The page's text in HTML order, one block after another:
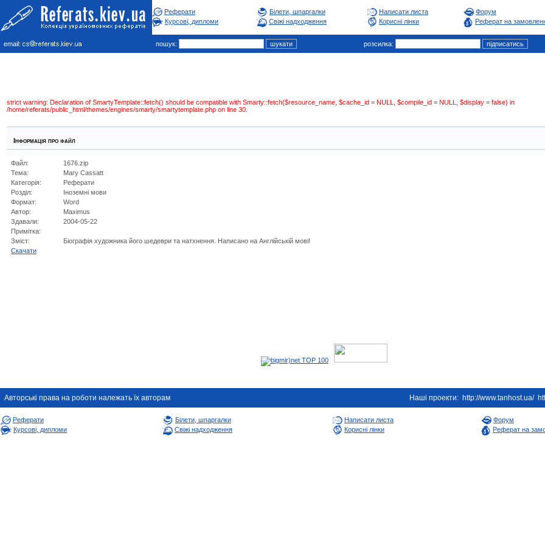
Реферати Білети, шпаргалки Написати листа
Форум
Курсові, дипломи
Свіжі надходження Корисні лінки Реферат на
email: пошук: розсилка:
strict warning: Declaration of SmartyTemplate::fetch() should be compatible with Smarty::fetch($resource_name, $cache_id = NULL, $compile_id = NULL, $display = false) in
/home/referats/public_html/themes/engines/smarty/smartytemplate.php on line 30.
Інформація про файл
Файл:
1676.zip
Тема:
Mary Cassatt
Категорія:
Реферати
Розділ:
Iноземнi мови
Формат:
Word
Автор:
Maximus
Здавали:
2004-05-22
Примітка:
Зміст:
Біографія художника його шедеври та натхнення. Написано на Англійській мові!
Cкачати
Авторськi права на роботи належать їх авторам Наші проекти: http://www.tanhost.ua/
Реферати Білети, шпаргалки Написати листа
Форум
Курсові, дипломи
Свіжі надходження Корисні лінки Реферат на